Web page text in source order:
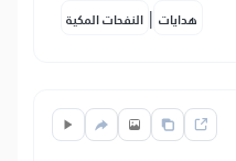
النفحات المكية | هدايات